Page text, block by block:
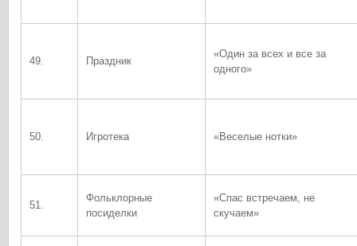
49. Праздник
«Один за всех и все за
одного»
50. Игротека «Веселые нотки»
51.
Фольклорные
посиделки
«Спас встречаем, не
скучаем»